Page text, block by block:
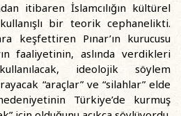
itibaren İslamcılığın kültürel
bir teorik cephanelikti.
keşfettiren Pınar’ın kurucusu
faaliyetinin, aslında verdikleri
ideolojik söylem
“araçlar” ve “silahlar” elde
Türkiye’de kurmuş